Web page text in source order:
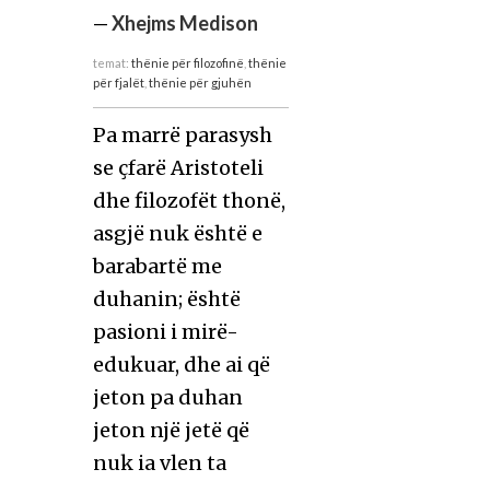
—Xhejms Medison
temat: thënie për filozofinë thënie
për fjalët, thënie për gjuhën
Pa marrë parasysh
se çfarë Aristoteli
dhe filozofët thonë,
asgjë nuk është e
barabartë me
duhanin; është
pasioni i mirë-
edukuar, dhe ai që
jeton pa duhan
jeton një jetë që
nuk ia vlen ta